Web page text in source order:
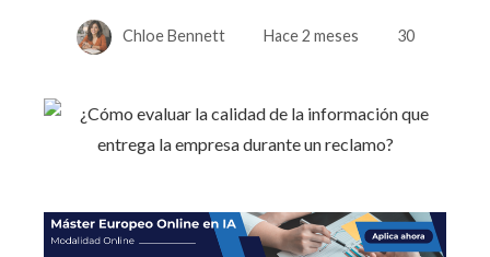
Chloe Bennett Hace 2 meses 30